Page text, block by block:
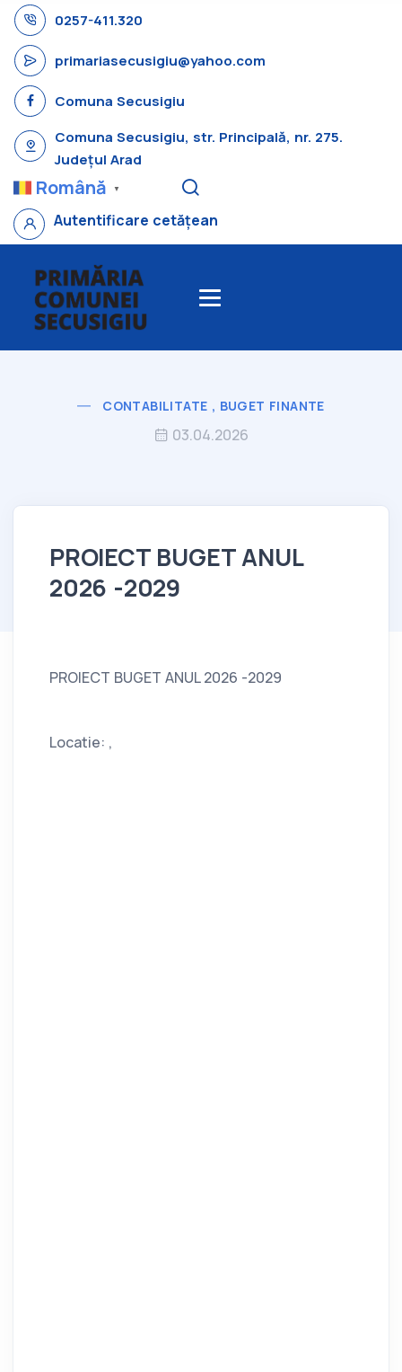
0257-411.320
primariasecusigiu@yahoo.com
Comuna Secusigiu
Comuna Secusigiu, str. Principală, nr. 275.
Județul Arad
Română ▼
Autentificare cetățean
CONTABILITATE , BUGET FINANTE
03.04.2026
PROIECT BUGET ANUL
2026 -2029
PROIECT BUGET ANUL 2026 -2029
Locatie: ,